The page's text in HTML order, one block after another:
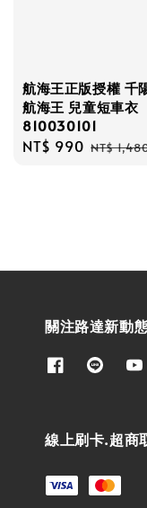
航海王正版授權 千
航海王 兒童短車衣
810030101
Sale
NT$ 990 Regular
NT$
關注路達新動
線上刷卡.超商